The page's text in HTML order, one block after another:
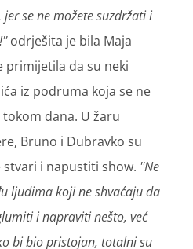
se ne možete suzdržati i
odrješita je bila Maja
primijetila da su neki
iz podruma koja se ne
dana. U žaru
Bruno i Dubravko su
i napustiti show. ''Ne
ljudima koji ne shvaćaju da
i napraviti nešto, već
bi bio pristojan, totalni su